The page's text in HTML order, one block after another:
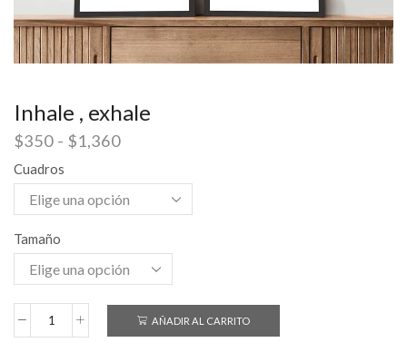
Inhale , exhale
$350 - $1,360
Cuadros
Tamaño
AÑADIR AL CARRITO